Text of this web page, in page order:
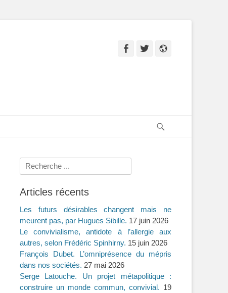
Facebook
Twitter
Rechercher :
Articles récents
Les futurs désirables changent mais ne
meurent pas, par Hugues Sibille. 17 juin 2026
Le convivialisme, antidote à l’allergie aux
autres, selon Frédéric Spinhirny. 15 juin 2026
François Dubet. L’omniprésence du mépris
dans nos sociétés. 27 mai 2026
Serge Latouche. Un projet métapolitique :
construire un monde commun, convivial. 19